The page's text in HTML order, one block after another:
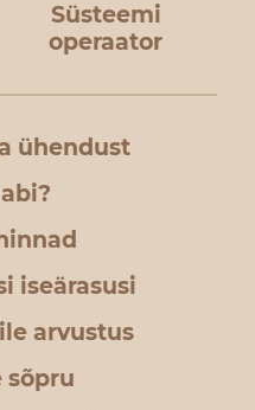
Süsteemi
operaator
ühendust
iseärasusi
arvustus
sõpru